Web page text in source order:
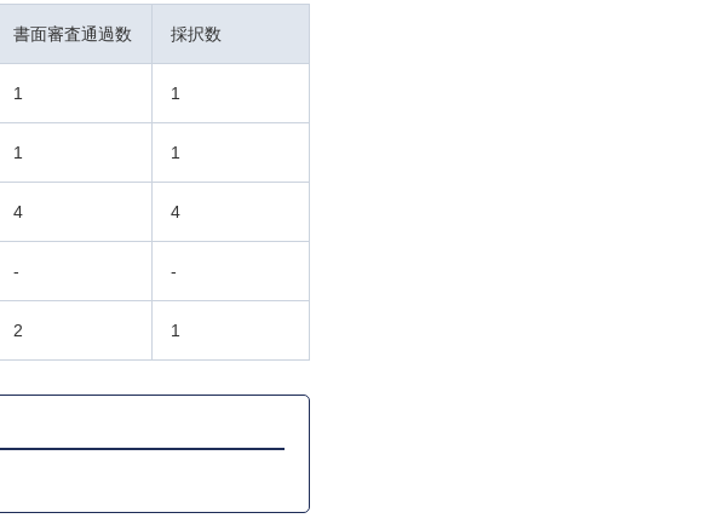
書面審査通過数 採択数
1 1
1 1
4 4
- -
2 1